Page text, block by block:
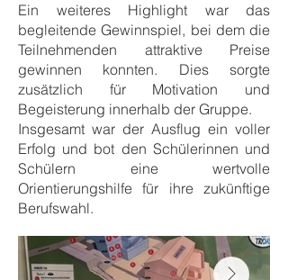
Ein weiteres Highlight war das
begleitende Gewinnspiel, bei dem die
Teilnehmenden attraktive Preise
gewinnen konnten. Dies sorgte
zusätzlich für Motivation und
Begeisterung innerhalb der Gruppe.
Insgesamt war der Ausflug ein voller
Erfolg und bot den Schülerinnen und
Schülern eine wertvolle
Orientierungshilfe für ihre zukünftige
Berufswahl.